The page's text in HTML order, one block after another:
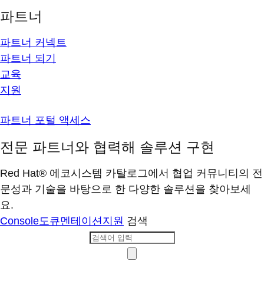
파트너
파트너 커넥트
파트너 되기
교육
지원
파트너 포털 액세스
전문 파트너와 협력해 솔루션 구현
Red Hat® 에코시스템 카탈로그에서 협업 커뮤니티의 전
문성과 기술을 바탕으로 한 다양한 솔루션을 찾아보세
요.
Console도큐멘테이션지원 검색